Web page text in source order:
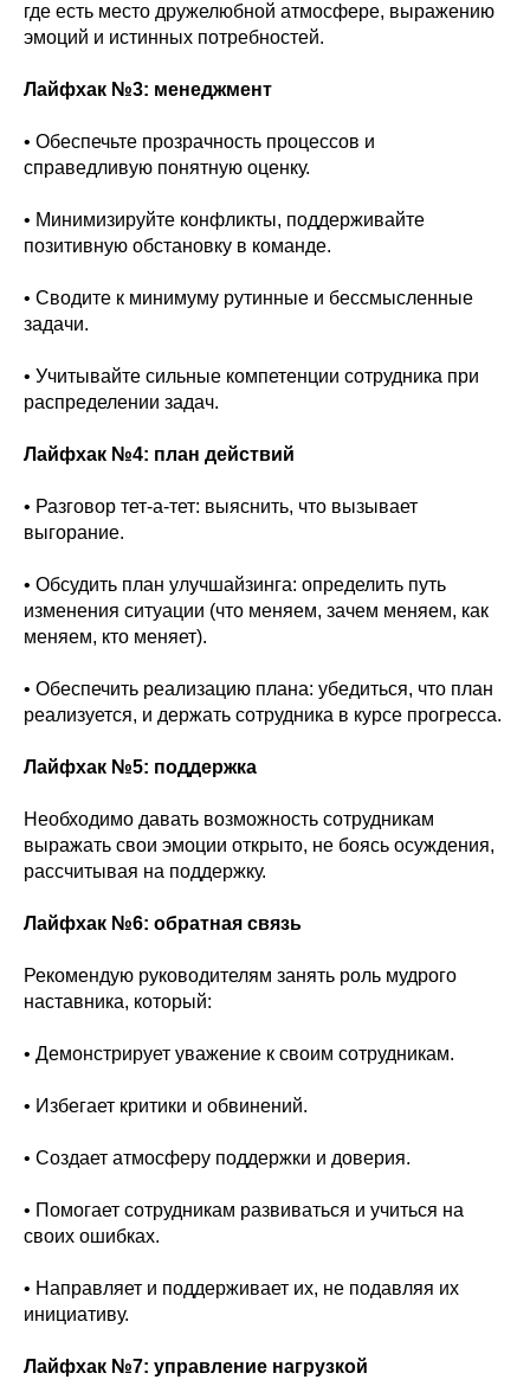
где есть место дружелюбной атмосфере, выражению
эмоций и истинных потребностей.
Лайфхак №3: менеджмент
• Обеспечьте прозрачность процессов и
справедливую понятную оценку.
• Минимизируйте конфликты, поддерживайте
позитивную обстановку в команде.
• Сводите к минимуму рутинные и бессмысленные
задачи.
• Учитывайте сильные компетенции сотрудника при
распределении задач.
Лайфхак №4: план действий
• Разговор тет-а-тет: выяснить, что вызывает
выгорание.
• Обсудить план улучшайзинга: определить путь
изменения ситуации (что меняем, зачем меняем, как
меняем, кто меняет).
• Обеспечить реализацию плана: убедиться, что план
реализуется, и держать сотрудника в курсе прогресса.
Лайфхак №5: поддержка
Необходимо давать возможность сотрудникам
выражать свои эмоции открыто, не боясь осуждения,
рассчитывая на поддержку.
Лайфхак №6: обратная связь
Рекомендую руководителям занять роль мудрого
наставника, который:
• Демонстрирует уважение к своим сотрудникам.
• Избегает критики и обвинений.
• Создает атмосферу поддержки и доверия.
• Помогает сотрудникам развиваться и учиться на
своих ошибках.
• Направляет и поддерживает их, не подавляя их
инициативу.
Лайфхак №7: управление нагрузкой